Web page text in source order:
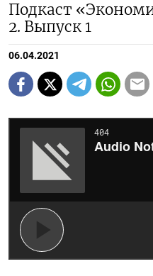
Подкаст
2. Выпуск 1
06.04.2021